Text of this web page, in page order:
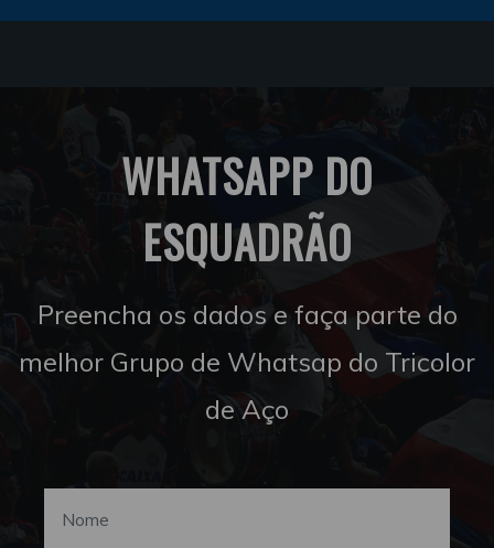
WHATSAPP DO
ESQUADRÃO
Preencha os dados e faça parte do
melhor Grupo de Whatsap do Tricolor
de Aço